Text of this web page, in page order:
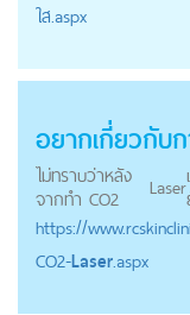
ใส.aspx
อยากเกี่ยวกับ
ไม่ทราบว่าหลัง
จากทำ CO2
Laser
https://
CO2-Laser.aspx